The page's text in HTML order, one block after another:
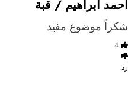
احمد ابراهيم / قبة
شكراً موضوع مفيد
4
رد